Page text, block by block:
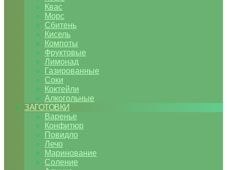
Квас
Морс
Сбитень
Кисель
Компоты
Фруктовые
Лимонад
Газированные
Соки
Коктейли
Алкогольные
ЗАГОТОВКИ
Варенье
Конфитюр
Повидло
Лечо
Маринование
Соление